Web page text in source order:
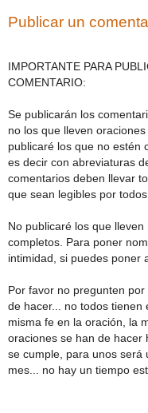
Publicar un
IMPORTANTE PARA
COMENTARIO:
Se publicarán los
no los que lleven
publicaré los que no estén
es decir con abreviaturas
comentarios deben llevar
que sean legibles por todos.
No publicaré los que
completos. Para poner
intimidad, si puedes poner
Por favor no pregunten
de hacer... no todos tienen
misma fe en la oración, la
oraciones se han de hacer
se cumple, para unos será
mes... no hay un tiempo